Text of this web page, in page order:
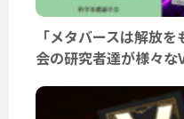
「メタバースは解放
会の研究者達が様々な